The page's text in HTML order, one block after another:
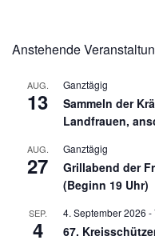
Anstehende
AUG.
13
Ganztägig
Sammeln der
Landfrauen,
AUG.
27
Ganztägig
Grillabend der
(Beginn 19 Uhr)
SEP.
4
4. September 2026 -
67.